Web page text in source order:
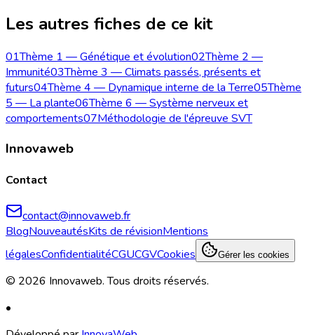
Les autres fiches de ce kit
01Thème 1 — Génétique et évolution02Thème 2 —
Immunité03Thème 3 — Climats passés, présents et
futurs04Thème 4 — Dynamique interne de la Terre05Thème
5 — La plante06Thème 6 — Système nerveux et
comportements07Méthodologie de l'épreuve SVT
Innovaweb
Contact
contact@innovaweb.fr
BlogNouveautésKits de révisionMentions
légalesConfidentialitéCGUCGVCookies Gérer les cookies
© 2026 Innovaweb.Tous droits réservés.
•